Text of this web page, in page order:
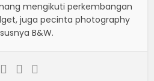
mengikuti perkembangan
juga pecinta photography
B&W.